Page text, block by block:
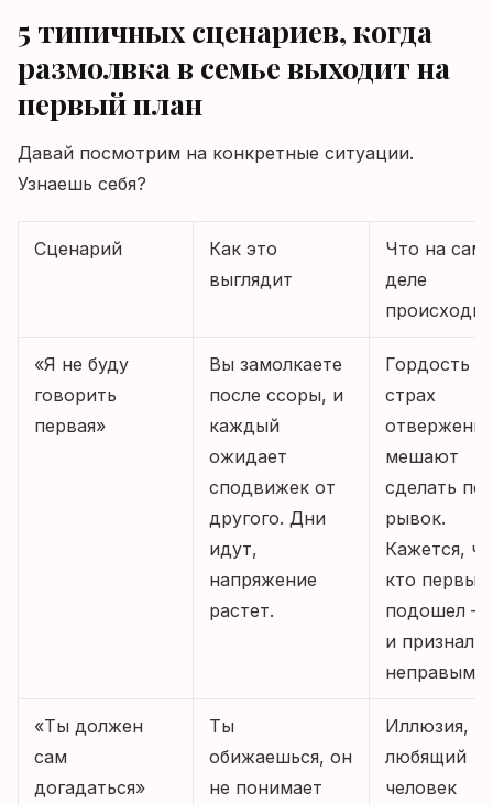
5 типичных сценариев, когда
размолвка в семье выходит на
первый план
Давай посмотрим на конкретные ситуации.
Узнаешь себя?
Сценарий
Как это
выглядит
Что на
деле
происходит
«Я не буду
говорить
первая»
Вы замолкаете
после ссоры, и
каждый
ожидает
сподвижек от
другого. Дни
идут,
напряжение
растет.
Гордость и
страх
отвержения
мешают
сделать
рывок.
Кажется,
кто первый
подошел –
и признал
неправым.
«Ты должен
сам
догадаться»
Ты
обижаешься, он
не понимает
Иллюзия,
любящий
человек